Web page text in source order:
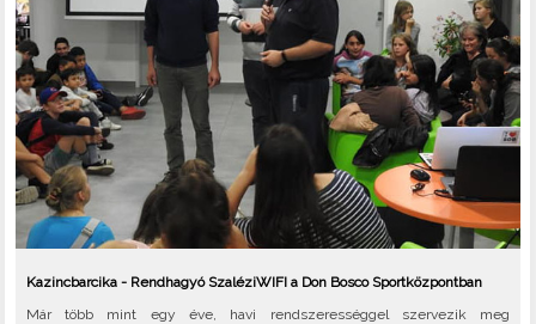
Kazincbarcika - Rendhagyó SzaléziWIFI a Don Bosco Sportközpontban
Már több mint egy éve, havi rendszerességgel szervezik meg